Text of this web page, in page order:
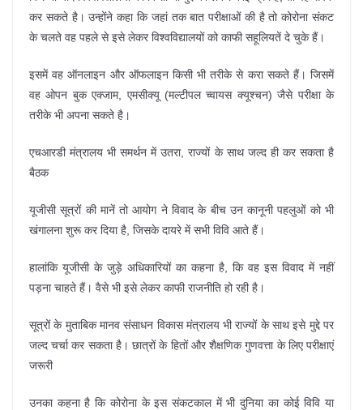
कर सकते है। उन्होंने कहा कि जहां तक बात परीक्षाओं की है तो कोरोना संकट
के चलते वह पहले से इसे लेकर विश्वविद्यालयों को काफी सहूलियतें दे चुके हैं।
इसमें वह ऑनलाइन और ऑफलाइन किसी भी तरीके से करा सकते हैं। जिसमें
वह ओपन बुक एक्जाम, एमसीक्यू (मल्टीपल च्वायस क्यूश्चन) जैसे परीक्षा के
तरीके भी अपना सकते है।
एचआरडी मंत्रालय भी समर्थन में उतरा, राज्यों के साथ जल्द ही कर सकता है
बैठक
यूजीसी सूत्रों की मानें तो आयोग ने विवाद के बीच उन कानूनी पहलुओं को भी
खंगालना शुरू कर दिया है, जिसके दायरे में सभी विवि आते हैं।
हालांकि यूजीसी के जुड़े अधिकारियों का कहना है, कि वह इस विवाद में नहीं
पड़ना चाहते हैं। वैसे भी इसे लेकर काफी राजनीति हो रही है।
सूत्रों के मुताबिक मानव संसाधन विकास मंत्रालय भी राज्यों के साथ इसे मुद्दे पर
जल्द चर्चा कर सकता है। छात्रों के हितों और शैक्षणिक गुणवत्ता के लिए परीक्षाएं
जरूरी
उनका कहना है कि कोरोना के इस संकटकाल में भी दुनिया का कोई विवि या